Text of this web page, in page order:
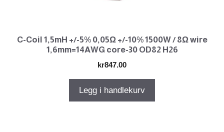
C-Coil 1,5mH +/-5% 0,05Ω +/-10% 1500W / 8Ω wire
1,6mm=14AWG core-30 OD82 H26
kr847.00
Legg i handlekurv